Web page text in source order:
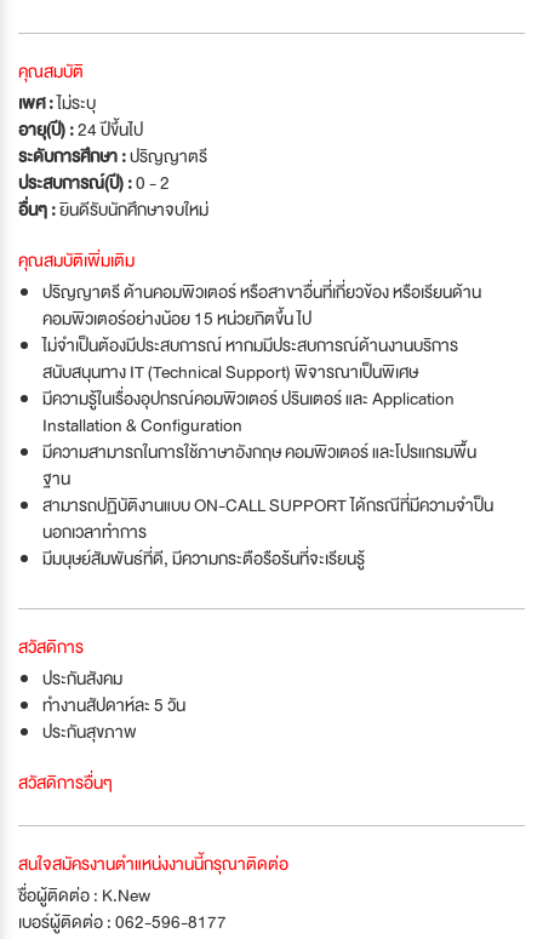
คุณสมบัติ
เพศ :ไม่ระบุ
อายุ(ปี) :24 ปีขึ้นไป
ระดับการศึกษา :ปริญญาตรี
ประสบการณ์(ปี) :0 - 2
อื่นๆ :ยินดีรับนักศึกษาจบใหม่
คุณสมบัติเพิ่มเติม
ปริญญาตรี ด้านคอมพิวเตอร์ หรือสาขาอื่นที่เกี่ยวข้อง หรือเรียนด้าน
คอมพิวเตอร์อย่างน้อย 15 หน่วยกิตขึ้น ไป
ไม่จำเป็นต้องมีประสบการณ์ หากมมีประสบการณ์ด้านงานบริการ
สนับสนุนทาง IT (Technical Support) พิจารณาเป็นพิเศษ
มีความรู้ในเรื่องอุปกรณ์คอมพิวเตอร์ ปรินเตอร์ และ Application
Installation & Configuration
มีความสามารถในการใช้ภาษาอังกฤษ คอมพิวเตอร์ และโปรแกรมพื้น
ฐาน
สามารถปฏิบัติงานแบบ ON-CALL SUPPORT ได้กรณีที่มีความจำป็น
นอกเวลาทำการ
มีมนุษย์สัมพันธ์ที่ดี, มีความกระตือรือร้นที่จะเรียนรู้
สวัสดิการ
ประกันสังคม
ทำงานสัปดาห์ละ 5 วัน
ประกันสุขภาพ
สวัสดิการอื่นๆ
สนใจสมัครงานตำแหน่งงานนี้กรุณาติดต่อ
ชื่อผู้ติดต่อ : K.New
เบอร์ผู้ติดต่อ : 062-596-8177